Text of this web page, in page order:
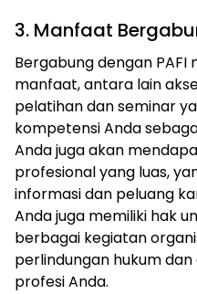
3. Manfaat
Bergabung dengan
manfaat, antara lain
pelatihan dan seminar
kompetensi Anda
Anda juga akan
profesional yang luas,
informasi dan peluang
Anda juga memiliki hak
berbagai kegiatan
perlindungan hukum
profesi Anda.